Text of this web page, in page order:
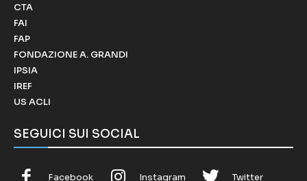
CTA
FAI
FAP
FONDAZIONE A. GRANDI
IPSIA
IREF
US ACLI
SEGUICI SUI SOCIAL
Facebook Instagram Twitter